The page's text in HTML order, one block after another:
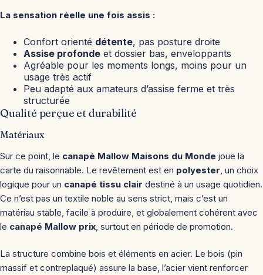
La sensation réelle une fois assis :
Confort orienté détente, pas posture droite
Assise profonde et dossier bas, enveloppants
Agréable pour les moments longs, moins pour un
usage très actif
Peu adapté aux amateurs d’assise ferme et très
structurée
Qualité perçue et durabilité
Matériaux
Sur ce point, le canapé Mallow Maisons du Monde joue la
carte du raisonnable. Le revêtement est en polyester , un choix
logique pour un canapé tissu clair destiné à un usage quotidien.
Ce n’est pas un textile noble au sens strict, mais c’est un
matériau stable, facile à produire, et globalement cohérent avec
le canapé Mallow prix , surtout en période de promotion.
La structure combine bois et éléments en acier. Le bois (pin
massif et contreplaqué) assure la base, l’acier vient renforcer